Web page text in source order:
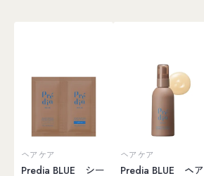
ヘアケア
Predia BLUE シー
ヘアケア
Predia BLUE ヘア